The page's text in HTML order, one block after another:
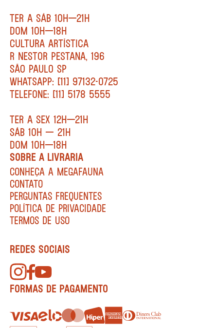
TER A SÁB 10H—21H
DOM 10H—18H
CULTURA ARTÍSTICA
R NESTOR PESTANA, 196
SÃO PAULO SP
WHATSAPP: [11] 97132-0725
TELEFONE: [11] 5178 5555
TER A SEX 12H—21H
SÁB 10H — 21H
DOM 10H—18H
SOBRE A LIVRARIA
CONHEÇA A MEGAFAUNA
CONTATO
PERGUNTAS FREQUENTES
POLÍTICA DE PRIVACIDADE
TERMOS DE USO
REDES SOCIAIS
FORMAS DE PAGAMENTO